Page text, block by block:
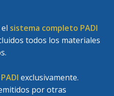
sistema completo PADI
todos los materiales
exclusivamente.
por otras